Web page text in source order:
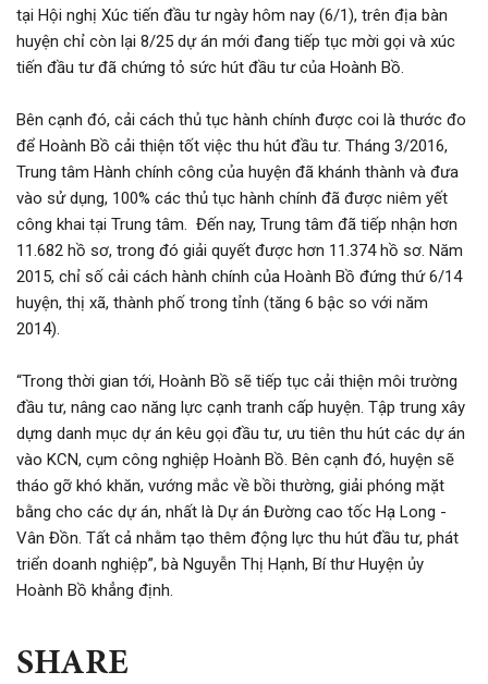
tại Hội nghị Xúc tiến đầu tư ngày hôm nay (6/1), trên địa bàn
huyện chỉ còn lại 8/25 dự án mới đang tiếp tục mời gọi và xúc
tiến đầu tư đã chứng tỏ sức hút đầu tư của Hoành Bồ.
Bên cạnh đó, cải cách thủ tục hành chính được coi là thước đo
để Hoành Bồ cải thiện tốt việc thu hút đầu tư. Tháng 3/2016,
Trung tâm Hành chính công của huyện đã khánh thành và đưa
vào sử dụng, 100% các thủ tục hành chính đã được niêm yết
công khai tại Trung tâm. Đến nay, Trung tâm đã tiếp nhận hơn
11.682 hồ sơ, trong đó giải quyết được hơn 11.374 hồ sơ. Năm
2015, chỉ số cải cách hành chính của Hoành Bồ đứng thứ 6/14
huyện, thị xã, thành phố trong tỉnh (tăng 6 bậc so với năm
2014).
“Trong thời gian tới, Hoành Bồ sẽ tiếp tục cải thiện môi trường
đầu tư, nâng cao năng lực cạnh tranh cấp huyện. Tập trung xây
dựng danh mục dự án kêu gọi đầu tư, ưu tiên thu hút các dự án
vào KCN, cụm công nghiệp Hoành Bồ. Bên cạnh đó, huyện sẽ
tháo gỡ khó khăn, vướng mắc về bồi thường, giải phóng mặt
bằng cho các dự án, nhất là Dự án Đường cao tốc Hạ Long -
Vân Đồn. Tất cả nhằm tạo thêm động lực thu hút đầu tư, phát
triển doanh nghiệp”, bà Nguyễn Thị Hạnh, Bí thư Huyện ủy
Hoành Bồ khẳng định.
SHARE